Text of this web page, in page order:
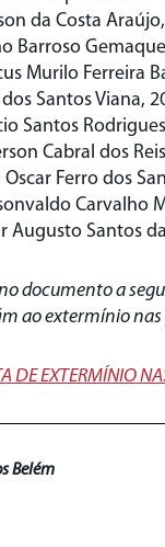
da Costa
Barroso
Murilo Ferreira
Santos Viana,
Santos
Cabral dos
Oscar Ferro dos
Carvalho
Augusto Santos
documento a
ao extermínio nas
DE EXTERMÍNIO
Belém